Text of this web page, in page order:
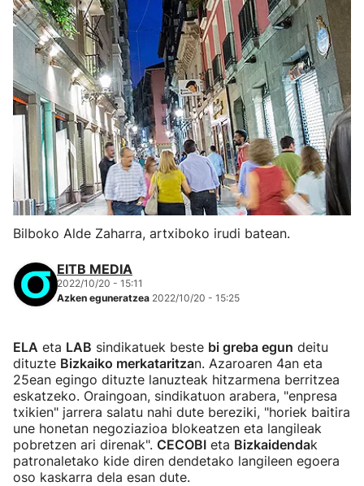
Bilboko Alde Zaharra, artxiboko irudi batean.
EITB MEDIA
2022/10/20 - 15:11
Azken eguneratzea 2022/10/20 - 15:25
ELA eta LAB sindikatuek beste bi greba egun deitu
dituzte Bizkaiko merkataritzan. Azaroaren 4an eta
25ean egingo dituzte lanuzteak hitzarmena berritzea
eskatzeko. Oraingoan, sindikatuon arabera, "enpresa
txikien" jarrera salatu nahi dute bereziki, "horiek baitira
une honetan negoziazioa blokeatzen eta langileak
pobretzen ari direnak". CECOBI eta Bizkaidendak
patronaletako kide diren dendetako langileen egoera
oso kaskarra dela esan dute.